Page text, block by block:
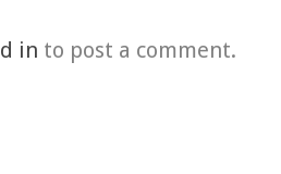
in to post a comment.